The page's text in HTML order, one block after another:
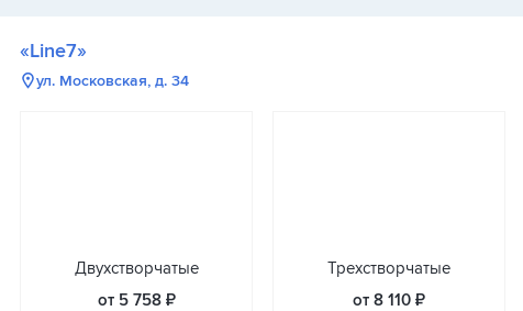
«Line7»
ул. Московская, д. 34
Двухстворчатые
от 5 758 ₽
Трехстворчатые
от 8 110 ₽